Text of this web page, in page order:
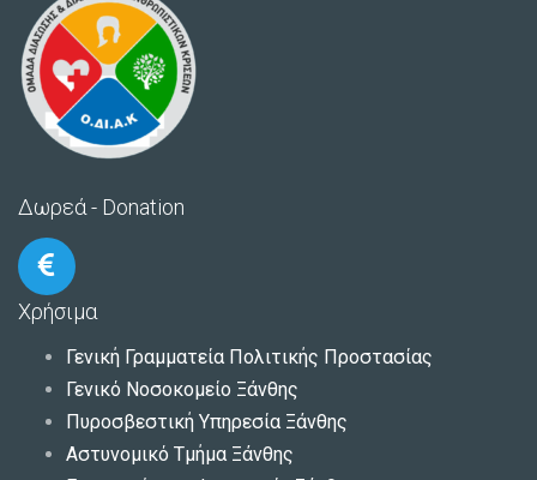
Δωρεά - Donation
Χρήσιμα
Γενική Γραμματεία Πολιτικής Προστασίας
Γενικό Νοσοκομείο Ξάνθης
Πυροσβεστική Υπηρεσία Ξάνθης
Αστυνομικό Τμήμα Ξάνθης